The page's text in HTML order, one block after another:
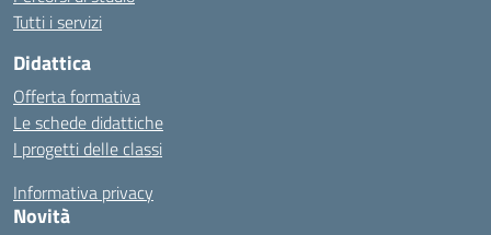
Tutti i servizi
Didattica
Offerta formativa
Le schede didattiche
I progetti delle classi
Informativa privacy
Novità